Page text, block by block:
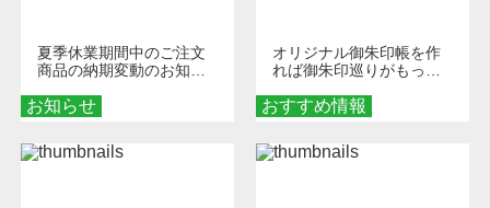
お知らせ
夏季休業期間中のご注文
商品の納期変動のお知ら
おすすめ情報
オリジナル御朱印帳を作
れば御朱印巡りがもっと
ダーメイドする魅力と選
び方